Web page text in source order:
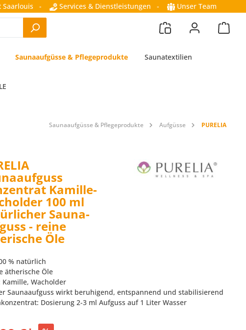
Saarlouis - Services & Dienstleistungen - Unser Team
Saunaaufgüsse & Pflegeprodukte Saunatextilien
Saunaaufgüsse & Pflegeprodukte Aufgüsse PURELIA
Kamille-
100 ml
Sauna-
- reine
Öle
% natürlich
ätherische Öle
Kamille, Wacholder
Saunaaufguss wirkt beruhigend, entspannend und stabilisierend
Dosierung 2-3 ml Aufguss auf 1 Liter Wasser